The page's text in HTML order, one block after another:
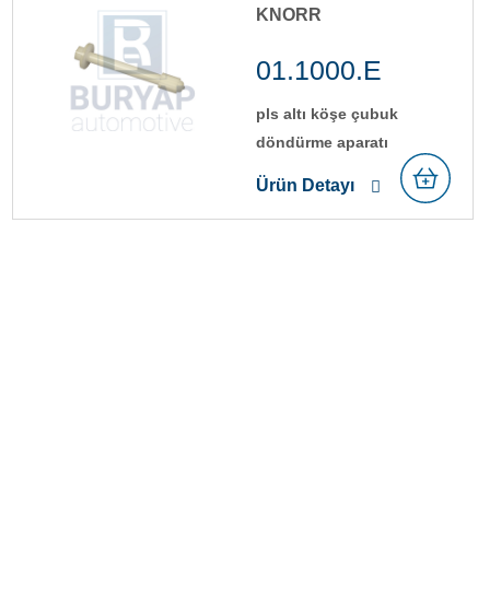
KNORR
01.1000.E
pls alti köşe çubuk
döndürme aparati
Ürün Detayı